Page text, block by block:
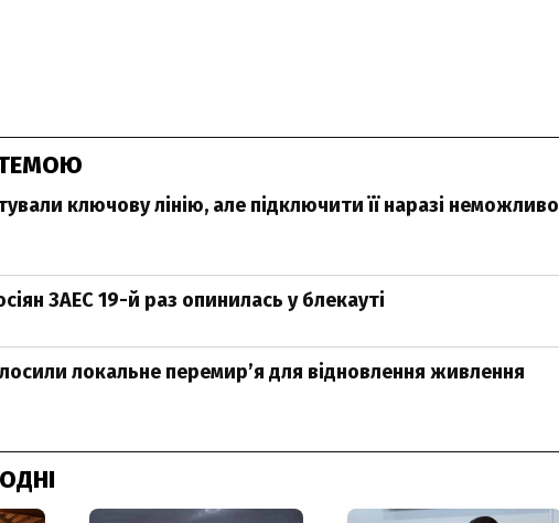
ТЕМОЮ
ключову лінію, але підключити її наразі неможливо
ЗАЕС 19-й раз опинилась у блекауті
локальне перемирʼя для відновлення живлення